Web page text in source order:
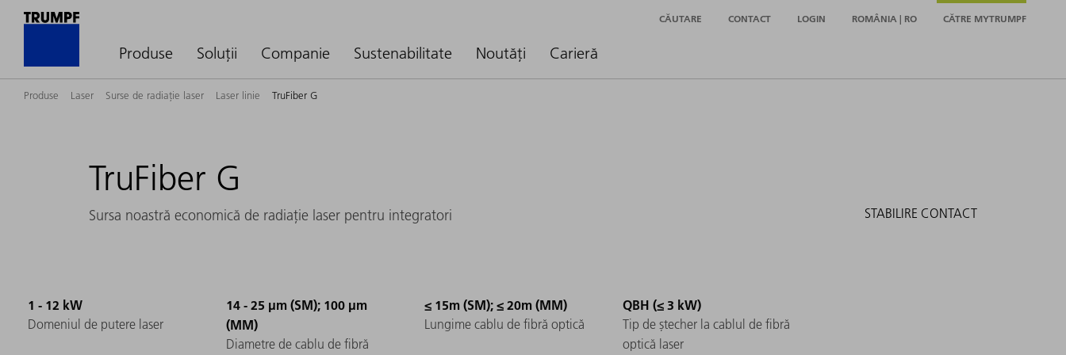
Produse Soluții Companie Sustenabilitate Noutăți Carieră
CĂUTARE CONTACT LOGIN ROMÂNIA | RO CĂTRE MYTRUMPF
Produse Laser Surse de radiație laser Laser linie TruFiber G
TruFiber G
Sursa noastră economică de radiație laser pentru integratori STABILIRE CONTACT
1 - 12 kW
Domeniul de putere laser
14 - 25 µm (SM); 100 µm
(MM)
Diametre de cablu de fibră
≤ 15m (SM); ≤ 20m (MM)
Lungime cablu de fibră optică
QBH (≤ 3 kW)
Tip de ștecher la cablul de fibră
optică laser